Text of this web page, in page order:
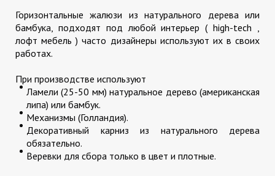
Горизонтальные жалюзи из натурального дерева или
бамбука, подходят под любой интерьер ( high-tech ,
лофт мебель ) часто дизайнеры используют их в своих
работах.
При производстве используют
Ламели (25-50 мм) натуральное дерево (американская
липа) или бамбук.
Механизмы (Голландия).
Декоративный карниз из натурального дерева
обязательно.
Веревки для сбора только в цвет и плотные.